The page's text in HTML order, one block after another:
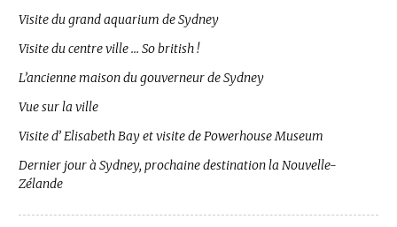
Visite du grand aquarium de Sydney
Visite du centre ville … So british !
L’ancienne maison du gouverneur de Sydney
Vue sur la ville
Visite d’ Elisabeth Bay et visite de Powerhouse Museum
Dernier jour à Sydney, prochaine destination la Nouvelle-
Zélande